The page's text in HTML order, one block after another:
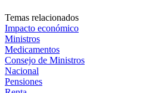
Temas relacionados
Impacto económico
Ministros
Medicamentos
Consejo de Ministros
Nacional
Pensiones